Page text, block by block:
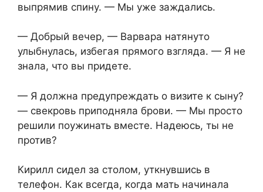
выпрямив спину. — Мы уже заждались.
— Добрый вечер, — Варвара натянуто
улыбнулась, избегая прямого взгляда. — Я не
знала, что вы придете.
— Я должна предупреждать о визите к сыну?
— свекровь приподняла брови. — Мы просто
решили поужинать вместе. Надеюсь, ты не
против?
Кирилл сидел за столом, уткнувшись в
телефон. Как всегда, когда мать начинала